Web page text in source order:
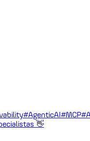
#AgenticAI#MCP
👋